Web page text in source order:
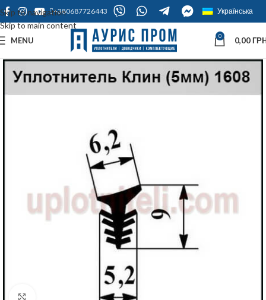
Skip to navigation
Skip to main content
+380687726443 Українська
MENU 0 0,00